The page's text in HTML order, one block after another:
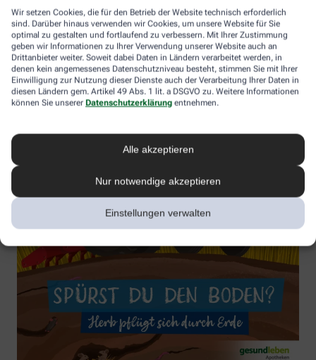
Wir setzen Cookies, die für den Betrieb der Website technisch erforderlich
sind. Darüber hinaus verwenden wir Cookies, um unsere Website für Sie
optimal zu gestalten und fortlaufend zu verbessern. Mit Ihrer Zustimmung
geben wir Informationen zu Ihrer Verwendung unserer Website auch an
Drittanbieter weiter. Soweit dabei Daten in Ländern verarbeitet werden, in
denen kein angemessenes Datenschutzniveau besteht, stimmen Sie mit Ihrer
Einwilligung zur Nutzung dieser Dienste auch der Verarbeitung Ihrer Daten in
diesen Ländern gem. Artikel 49 Abs. 1 lit. a DSGVO zu. Weitere Informationen
können Sie unserer Datenschutzerklärung entnehmen.
Alle akzeptieren
Nur notwendige akzeptieren
Einstellungen verwalten